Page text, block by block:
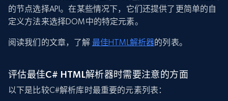
的节点选择API。在某些情况下，它们还提供了更简单的自
定义方法来选择DOM中的特定元素。
阅读我们的文章，了解 最佳HTML解析器的列表。
评估最佳C# HTML解析器时需要注意的方面
以下是比较C#解析库时最重要的元素列表：